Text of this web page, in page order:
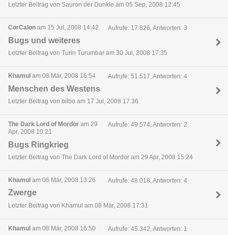
Letzter Beitrag von Sauron der Dunkle am 05 Sep, 2008 12:45
CorCalon am 15 Jul, 2008 14:42 Aufrufe: 17.826, Antworten: 3
Bugs und weiteres
Letzter Beitrag von Turin Turumbar am 30 Jul, 2008 17:35
Khamul am 08 Mär, 2008 16:54 Aufrufe: 51.517, Antworten: 4
Menschen des Westens
Letzter Beitrag von bilbo am 17 Jul, 2008 17:36
The Dark Lord of Mordor am 29
Apr, 2008 10:21
Aufrufe: 49.574, Antworten: 2
Bugs Ringkrieg
Letzter Beitrag von The Dark Lord of Mordor am 29 Apr, 2008 15:24
Khamul am 06 Mär, 2008 13:26 Aufrufe: 48.018, Antworten: 4
Zwerge
Letzter Beitrag von Khamul am 08 Mär, 2008 17:31
Khamul am 08 Mär, 2008 16:50 Aufrufe: 45.342, Antworten: 1